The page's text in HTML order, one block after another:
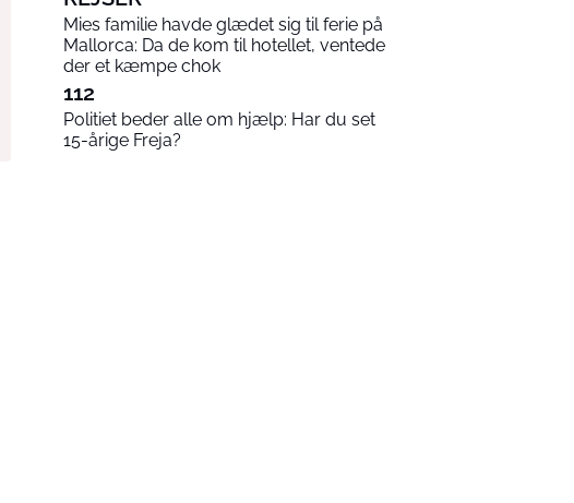
Mies familie havde glædet sig til ferie på
Mallorca: Da de kom til hotellet, ventede
der et kæmpe chok
112
Politiet beder alle om hjælp: Har du set
15-årige Freja?